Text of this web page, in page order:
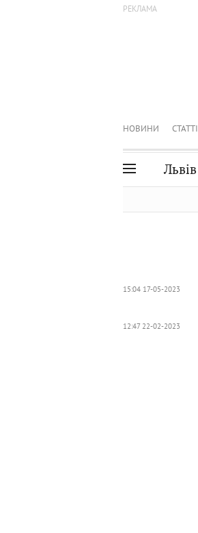
НОВИНИ СТАТТІ
Львів
15:04 17-05-2023
12:47 22-02-2023